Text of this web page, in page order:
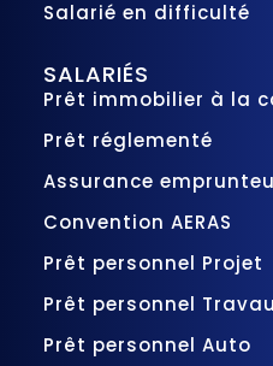
Salarié en difficulté
SALARIÉS
Prêt immobilier à la
Prêt réglementé
Assurance
Convention AERAS
Prêt personnel Projet
Prêt personnel
Prêt personnel Auto